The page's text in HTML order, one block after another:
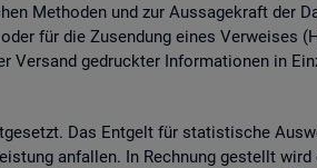
Me­tho­den und zur Aus­sa­ge­kraft der
für die Zu­sen­dung eines Ver­wei­ses
Ver­sand ge­druck­ter In­for­ma­tio­nen in
Das Ent­gelt für sta­tis­ti­sche
an­fal­len. In Rech­nung ge­stellt